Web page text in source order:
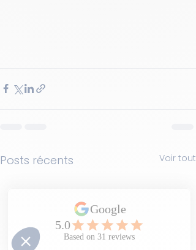
Posts récents Voir tout